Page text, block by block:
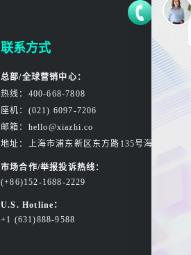
联系方式
总部/全球营销中心：
热线：400-668-7808
座机：(021) 6097-7206
邮箱：hello@xiazhi.co
地址：上海市浦东新区东方路135号海东大楼3楼
市场合作/举报投诉热线：
(+86)152-1688-2229
U.S. Hotline：
+1 (631)888-9588